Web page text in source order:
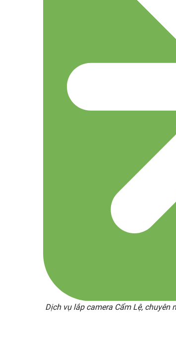
Dịch vụ lắp camera Cẩm Lệ, chuyên